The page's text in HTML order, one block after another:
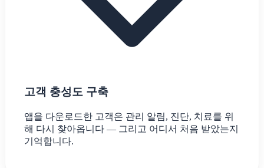
고객 충성도 구축
앱을 다운로드한 고객은 관리 알림, 진단, 치료를 위
해 다시 찾아옵니다 — 그리고 어디서 처음 받았는지
기억합니다.